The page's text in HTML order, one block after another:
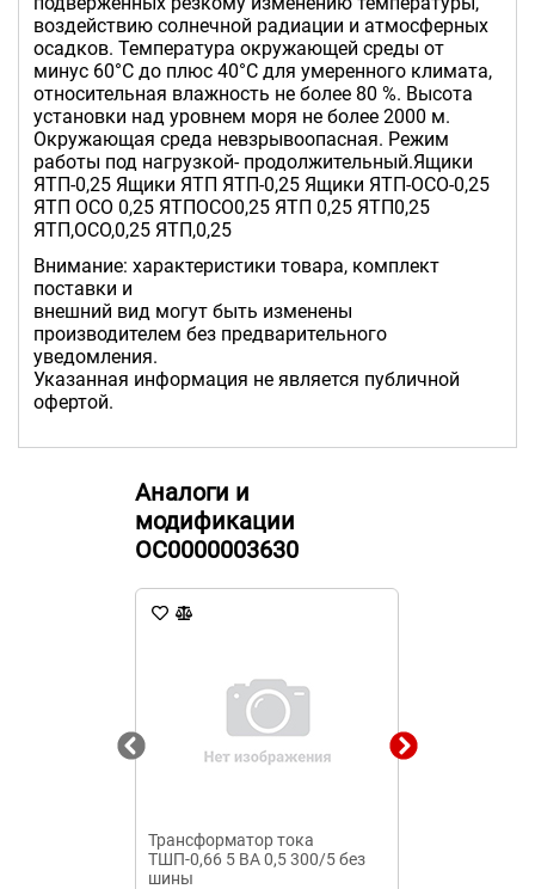
воздействию солнечной радиации и атмосферных
осадков. Температура окружающей среды от
минус 60°С до плюс 40°С для умеренного климата,
относительная влажность не более 80 %. Высота
установки над уровнем моря не более 2000 м.
Окружающая среда невзрывоопасная. Режим
работы под нагрузкой- продолжительный.Ящики
ЯТП-0,25 Ящики ЯТП ЯТП-0,25 Ящики ЯТП-ОСО-0,25
ЯТП ОСО 0,25 ЯТПОСО0,25 ЯТП 0,25 ЯТП0,25
ЯТП,ОСО,0,25 ЯТП,0,25
Внимание: характеристики товара, комплект
поставки и
внешний вид могут быть изменены
производителем без предварительного
уведомления.
Указанная информация не является публичной
офертой.
Аналоги и
модификации
ОС0000003630
Трансформатор тока
ТШП-0,66 5 ВА 0,5 300/5 без
шины